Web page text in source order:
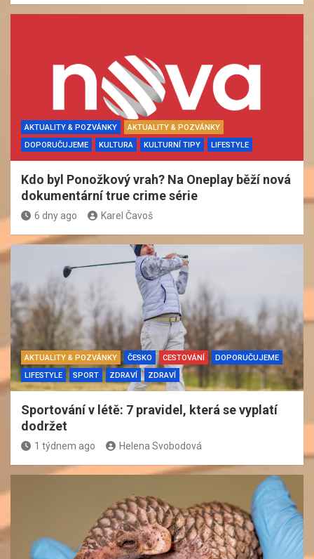
AKTUALITY & POZVÁNKY
AKTUALITY & POZVÁNKY
DOPORUČUJEME
KULTURA KULTURNÍ TIPY LIFESTYLE
Kdo byl Ponožkový vrah? Na Oneplay běží nová
dokumentární true crime série
6 dny ago Karel Čavoš
AKTUALITY & POZVÁNKY ČESKO CESTOVÁNÍ
DOPORUČUJEME
LIFESTYLE
SPORT ZDRAVÍ ZDRAVÍ
Sportování v létě: 7 pravidel, která se vyplatí
dodržet
1 týdnem ago Helena Svobodová